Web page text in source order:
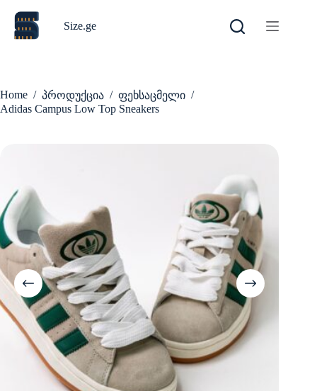
content
Size.ge
Home / პროდუქცია / ფეხსაცმელი /
Adidas Campus Low Top Sneakers